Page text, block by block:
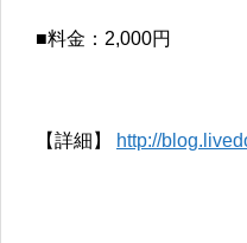
■料金：2,000円
【詳細】 http://